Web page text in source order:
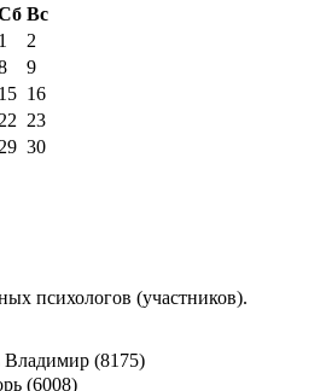
Вс
1
2
9
15 16
22 23
29 30
психологов (участников).
Владимир (8175)
(6008)